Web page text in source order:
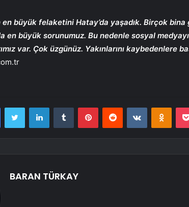
en büyük felaketini Hatay’da yaşadık. Birçok
en büyük sorunumuz. Bu nedenle sosyal
var. Çok üzgünüz. Yakınlarını kaybedenlere
FacebookTwitter LinkedInTumblr PinterestReddit VKontakte
BARAN TÜRKAY